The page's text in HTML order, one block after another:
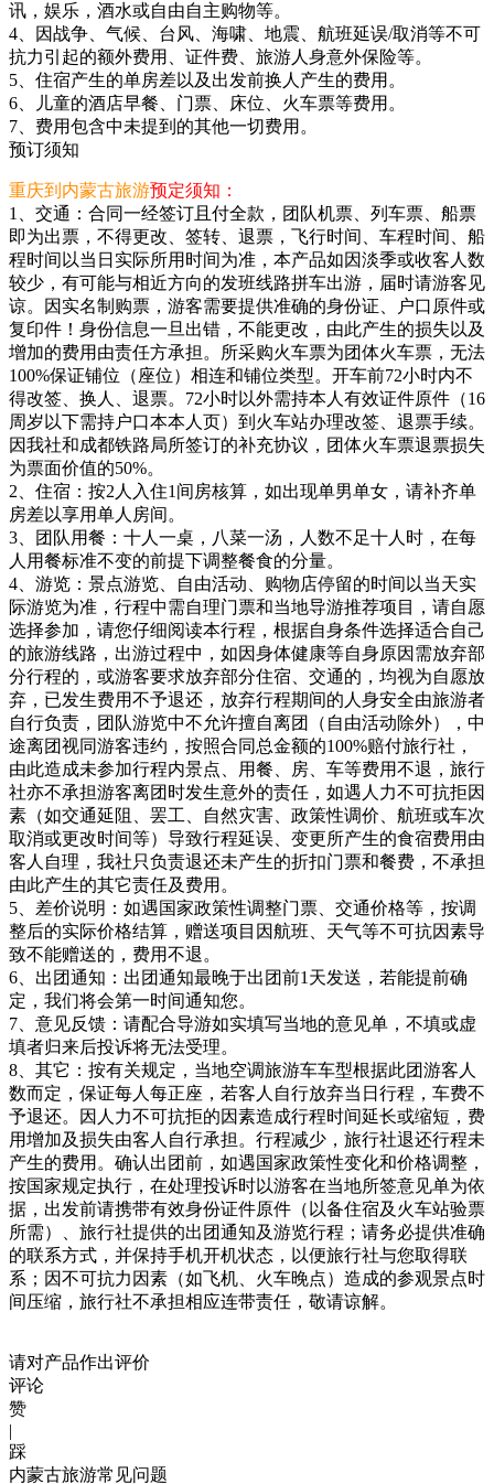
讯，娱乐，酒水或自由自主购物等。
4、因战争、气候、台风、海啸、地震、航班延误/取消等不可
抗力引起的额外费用、证件费、旅游人身意外保险等。
5、住宿产生的单房差以及出发前换人产生的费用。
6、儿童的酒店早餐、门票、床位、火车票等费用。
7、费用包含中未提到的其他一切费用。
预订须知
重庆到内蒙古旅游预定须知：
1、交通：合同一经签订且付全款，团队机票、列车票、船票
即为出票，不得更改、签转、退票，飞行时间、车程时间、船
程时间以当日实际所用时间为准，本产品如因淡季或收客人数
较少，有可能与相近方向的发班线路拼车出游，届时请游客见
谅。因实名制购票，游客需要提供准确的身份证、户口原件或
复印件！身份信息一旦出错，不能更改，由此产生的损失以及
增加的费用由责任方承担。所采购火车票为团体火车票，无法
100%保证铺位（座位）相连和铺位类型。开车前72小时内不
得改签、换人、退票。72小时以外需持本人有效证件原件（16
周岁以下需持户口本本人页）到火车站办理改签、退票手续。
因我社和成都铁路局所签订的补充协议，团体火车票退票损失
为票面价值的50%。
2、住宿：按2人入住1间房核算，如出现单男单女，请补齐单
房差以享用单人房间。
3、团队用餐：十人一桌，八菜一汤，人数不足十人时，在每
人用餐标准不变的前提下调整餐食的分量。
4、游览：景点游览、自由活动、购物店停留的时间以当天实
际游览为准，行程中需自理门票和当地导游推荐项目，请自愿
选择参加，请您仔细阅读本行程，根据自身条件选择适合自己
的旅游线路，出游过程中，如因身体健康等自身原因需放弃部
分行程的，或游客要求放弃部分住宿、交通的，均视为自愿放
弃，已发生费用不予退还，放弃行程期间的人身安全由旅游者
自行负责，团队游览中不允许擅自离团（自由活动除外），中
途离团视同游客违约，按照合同总金额的100%赔付旅行社，
由此造成未参加行程内景点、用餐、房、车等费用不退，旅行
社亦不承担游客离团时发生意外的责任，如遇人力不可抗拒因
素（如交通延阻、罢工、自然灾害、政策性调价、航班或车次
取消或更改时间等）导致行程延误、变更所产生的食宿费用由
客人自理，我社只负责退还未产生的折扣门票和餐费，不承担
由此产生的其它责任及费用。
5、差价说明：如遇国家政策性调整门票、交通价格等，按调
整后的实际价格结算，赠送项目因航班、天气等不可抗因素导
致不能赠送的，费用不退。
6、出团通知：出团通知最晚于出团前1天发送，若能提前确
定，我们将会第一时间通知您。
7、意见反馈：请配合导游如实填写当地的意见单，不填或虚
填者归来后投诉将无法受理。
8、其它：按有关规定，当地空调旅游车车型根据此团游客人
数而定，保证每人每正座，若客人自行放弃当日行程，车费不
予退还。因人力不可抗拒的因素造成行程时间延长或缩短，费
用增加及损失由客人自行承担。行程减少，旅行社退还行程未
产生的费用。确认出团前，如遇国家政策性变化和价格调整，
按国家规定执行，在处理投诉时以游客在当地所签意见单为依
据，出发前请携带有效身份证件原件（以备住宿及火车站验票
所需）、旅行社提供的出团通知及游览行程；请务必提供准确
的联系方式，并保持手机开机状态，以便旅行社与您取得联
系；因不可抗力因素（如飞机、火车晚点）造成的参观景点时
间压缩，旅行社不承担相应连带责任，敬请谅解。
请对产品作出评价
评论
赞
|
踩
内蒙古旅游常见问题